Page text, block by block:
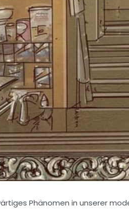
Phänomen in unserer